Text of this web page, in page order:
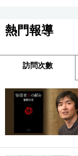
熱門報導
訪問次數